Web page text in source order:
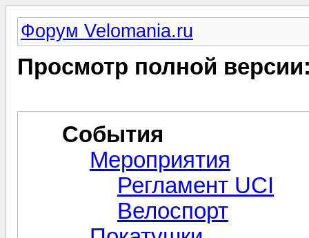
Форум Velomania.ru
Просмотр полной
События
Мероприятия
Регламент UCI
Велоспорт